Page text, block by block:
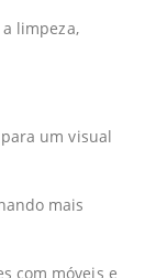
limpeza,
um visual
mais
com móveis e